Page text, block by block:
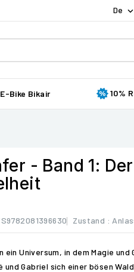
De 
E-Bike Bikair 10%
- Band 1:
Zustand :
ein Universum, in dem Magie
und Gabriel sich einer bösen